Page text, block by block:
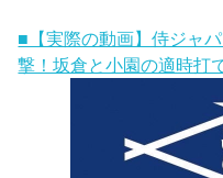
■【実際の動画】侍ジャ
撃！坂倉と小園の適時打